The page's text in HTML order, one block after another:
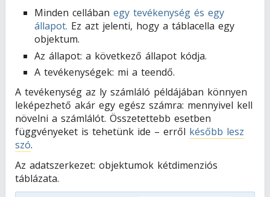
Minden cellában egy tevékenység és egy
állapot. Ez azt jelenti, hogy a táblacella egy
objektum.
Az állapot: a következő állapot kódja.
A tevékenységek: mi a teendő.
A tevékenység az ly számláló példájában könnyen
leképezhető akár egy egész számra: mennyivel kell
növelni a számlálót. Összetettebb esetben
függvényeket is tehetünk ide – erről később lesz
szó.
Az adatszerkezet: objektumok kétdimenziós
táblázata.